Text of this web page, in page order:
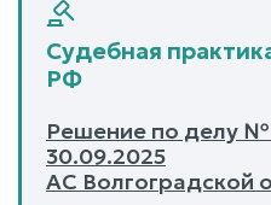
Судебная
РФ
Решение по делу №
30.09.2025
АС Волгоградской